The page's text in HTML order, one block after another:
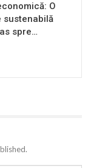
O
sustenabilă
spre…